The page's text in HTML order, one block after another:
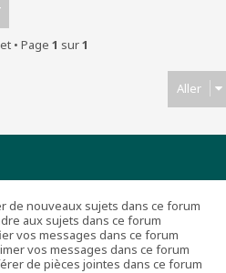
• Page 1 sur1
Aller
de nouveaux sujets dans ce forum
aux sujets dans ce forum
vos messages dans ce forum
vos messages dans ce forum
de pièces jointes dans ce forum